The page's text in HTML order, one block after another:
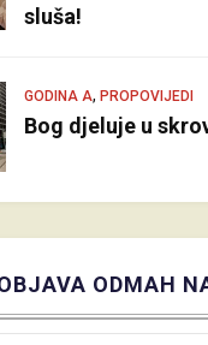
sluša!
GODINA A, PROPOVIJEDI
Bog djeluje u
ODMAH